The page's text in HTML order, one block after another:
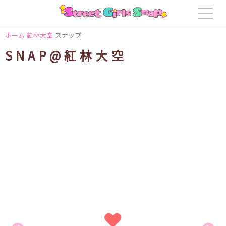
ホーム 紅林大空 スナップ
SNAP@紅林大空